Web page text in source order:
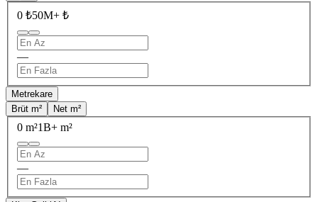
0 ₺50M+ ₺
—
Metrekare
Brüt m²
Net m²
0 m²1B+ m²
—